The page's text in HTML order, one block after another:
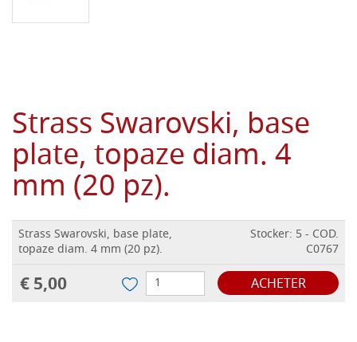
Strass Swarovski, base
plate, topaze diam. 4
mm (20 pz).
Strass Swarovski, base plate,
topaze diam. 4 mm (20 pz).
Stocker: 5 - COD.
C0767
€ 5,00 ACHETER